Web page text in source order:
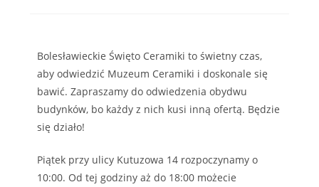
Bolesławieckie Święto Ceramiki to świetny czas,
aby odwiedzić Muzeum Ceramiki i doskonale się
bawić. Zapraszamy do odwiedzenia obydwu
budynków, bo każdy z nich kusi inną ofertą. Będzie
się działo!
Piątek przy ulicy Kutuzowa 14 rozpoczynamy o
10:00. Od tej godziny aż do 18:00 możecie